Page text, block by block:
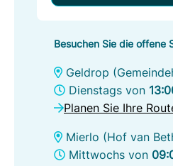
Besuchen Sie die offene
Geldrop
Dienstags von
Planen Sie Ihre
Mierlo (Hof van
Mittwochs von